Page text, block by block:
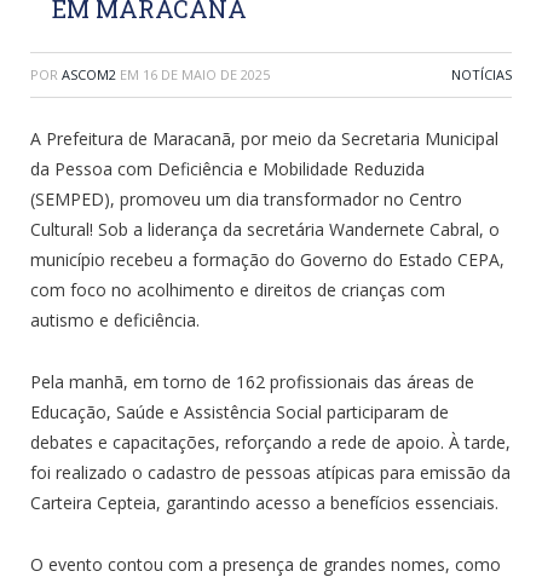
EM MARACANÃ
POR ASCOM2 EM 16 DE MAIO DE 2025 NOTÍCIAS
A Prefeitura de Maracanã, por meio da Secretaria Municipal
da Pessoa com Deficiência e Mobilidade Reduzida
(SEMPED), promoveu um dia transformador no Centro
Cultural! Sob a liderança da secretária Wandernete Cabral, o
município recebeu a formação do Governo do Estado CEPA,
com foco no acolhimento e direitos de crianças com
autismo e deficiência.
Pela manhã, em torno de 162 profissionais das áreas de
Educação, Saúde e Assistência Social participaram de
debates e capacitações, reforçando a rede de apoio. À tarde,
foi realizado o cadastro de pessoas atípicas para emissão da
Carteira Cepteia, garantindo acesso a benefícios essenciais.
O evento contou com a presença de grandes nomes, como